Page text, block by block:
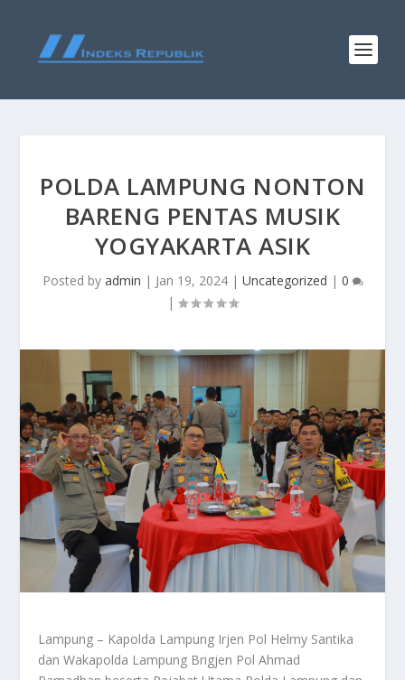
POLDA LAMPUNG NONTON
BARENG PENTAS MUSIK
YOGYAKARTA ASIK
Posted by admin | Jan 19, 2024| Uncategorized | 0
|
Lampung – Kapolda Lampung Irjen Pol Helmy Santika
dan Wakapolda Lampung Brigjen Pol Ahmad